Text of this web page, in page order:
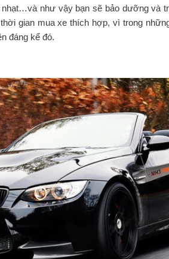
như vậy bạn sẽ bảo dưỡng và
gian mua xe thích hợp, vì trong
đáng kể đó.